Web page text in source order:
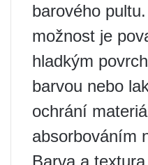
barového
možnost je
hladkým
barvou nebo
ochrání
absorbováním
Barva a